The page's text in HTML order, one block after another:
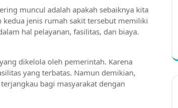
muncul adalah apakah sebaiknya kita
jenis rumah sakit tersebut memiliki
hal pelayanan, fasilitas, dan biaya.
dikelola oleh pemerintah. Karena
yang terbatas. Namun demikian,
bagi masyarakat dengan